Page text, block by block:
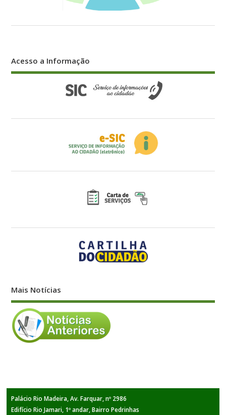
Acesso a Informação
Mais Notícias
Palácio Rio Madeira, Av. Farquar, nº 2986
Edifício Rio Jamari, 1º andar, Bairro Pedrinhas